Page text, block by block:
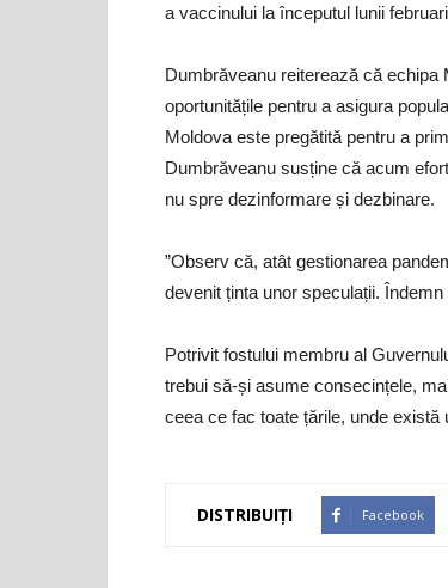
a vaccinului la începutul lunii
Dumbrăveanu reiterează că echipa
oportunitățile pentru a asigura
Moldova este pregătită pentru a
Dumbrăveanu susține că acum
nu spre dezinformare și dezbinare.
”Observ că, atât gestionarea
devenit ținta unor speculații.
Potrivit fostului membru al
trebui să-și asume consecințele,
ceea ce fac toate țările, unde există
DISTRIBUIȚI Facebook